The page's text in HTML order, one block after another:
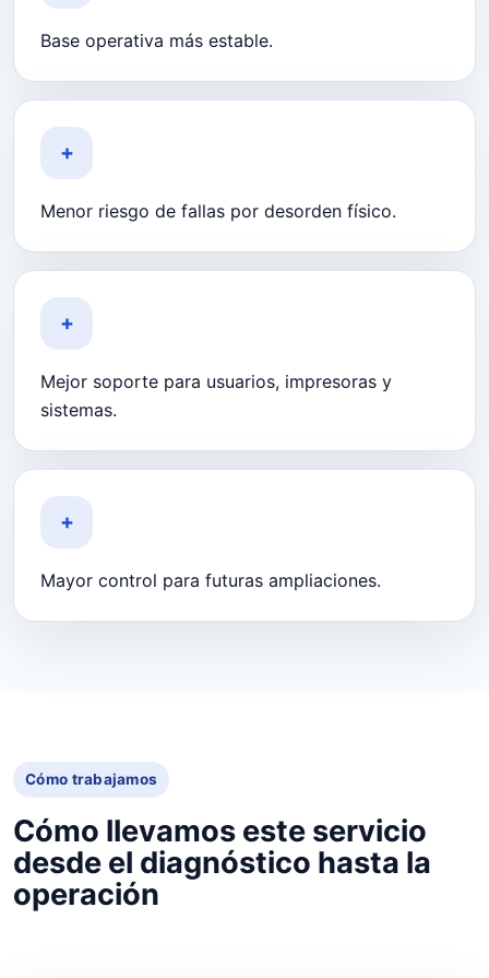
Base operativa más estable.
+
Menor riesgo de fallas por desorden físico.
+
Mejor soporte para usuarios, impresoras y
sistemas.
+
Mayor control para futuras ampliaciones.
Cómo trabajamos
Cómo llevamos este servicio
desde el diagnóstico hasta la
operación